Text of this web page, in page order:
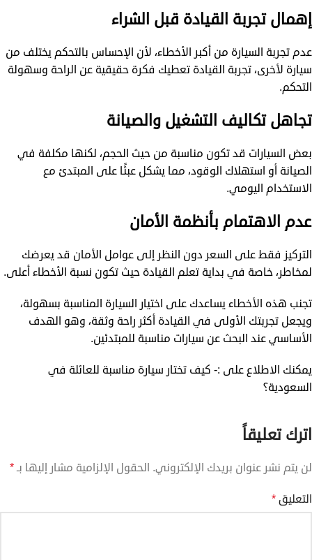
إهمال تجربة القيادة قبل الشراء
عدم تجربة السيارة من أكبر الأخطاء، لأن الإحساس بالتحكم يختلف من
سيارة لأخرى، تجربة القيادة تعطيك فكرة حقيقية عن الراحة وسهولة
التحكم.
تجاهل تكاليف التشغيل والصيانة
بعض السيارات قد تكون مناسبة من حيث الحجم، لكنها مكلفة في
الصيانة أو استهلاك الوقود، مما يشكل عبئًا على المبتدئ مع
الاستخدام اليومي.
عدم الاهتمام بأنظمة الأمان
التركيز فقط على السعر دون النظر إلى عوامل الأمان قد يعرضك
لمخاطر، خاصة في بداية تعلم القيادة حيث تكون نسبة الأخطاء أعلى.
تجنب هذه الأخطاء يساعدك على اختيار السيارة المناسبة بسهولة،
ويجعل تجربتك الأولى في القيادة أكثر راحة وثقة، وهو الهدف
الأساسي عند البحث عن سيارات مناسبة للمبتدئين.
يمكنك الاطلاع على :- كيف تختار سيارة مناسبة للعائلة في
السعودية؟
اترك تعليقاً
لن يتم نشر عنوان بريدك الإلكتروني. الحقول الإلزامية مشار إليها بـ*
التعليق*